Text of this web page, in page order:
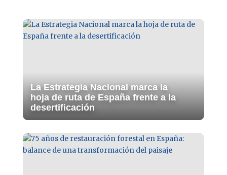
La Estrategia Nacional marca la
hoja de ruta de España frente a la
desertificación